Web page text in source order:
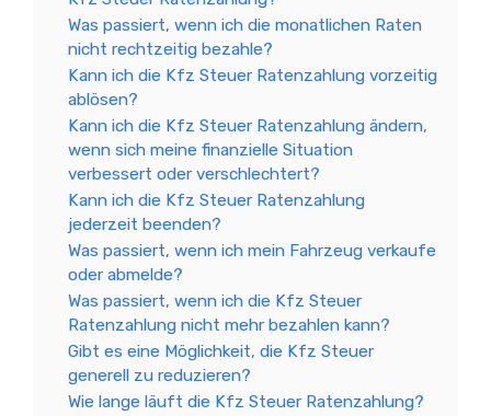
Was passiert, wenn ich die monatlichen Raten
nicht rechtzeitig bezahle?
Kann ich die Kfz Steuer Ratenzahlung vorzeitig
ablösen?
Kann ich die Kfz Steuer Ratenzahlung ändern,
wenn sich meine finanzielle Situation
verbessert oder verschlechtert?
Kann ich die Kfz Steuer Ratenzahlung
jederzeit beenden?
Was passiert, wenn ich mein Fahrzeug verkaufe
oder abmelde?
Was passiert, wenn ich die Kfz Steuer
Ratenzahlung nicht mehr bezahlen kann?
Gibt es eine Möglichkeit, die Kfz Steuer
generell zu reduzieren?
Wie lange läuft die Kfz Steuer Ratenzahlung?